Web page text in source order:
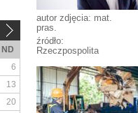
autor zdjęcia: mat.
pras.
źródło:
Rzeczpospolita
ND
6
13
20